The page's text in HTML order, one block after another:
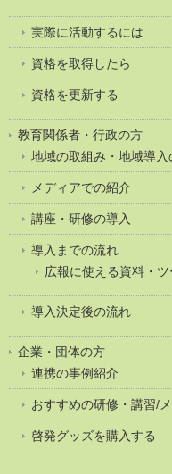
実際に活動するには
資格を取得したら
資格を更新する
教育関係者・行政の方
地域の取組み・地域導入
メディアでの紹介
講座・研修の導入
導入までの流れ
広報に使える資料・
導入決定後の流れ
企業・団体の方
連携の事例紹介
おすすめの研修・講習/
啓発グッズを購入する